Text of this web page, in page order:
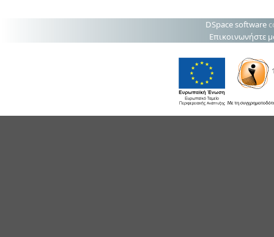
DSpace software
Επικοινωνήστε